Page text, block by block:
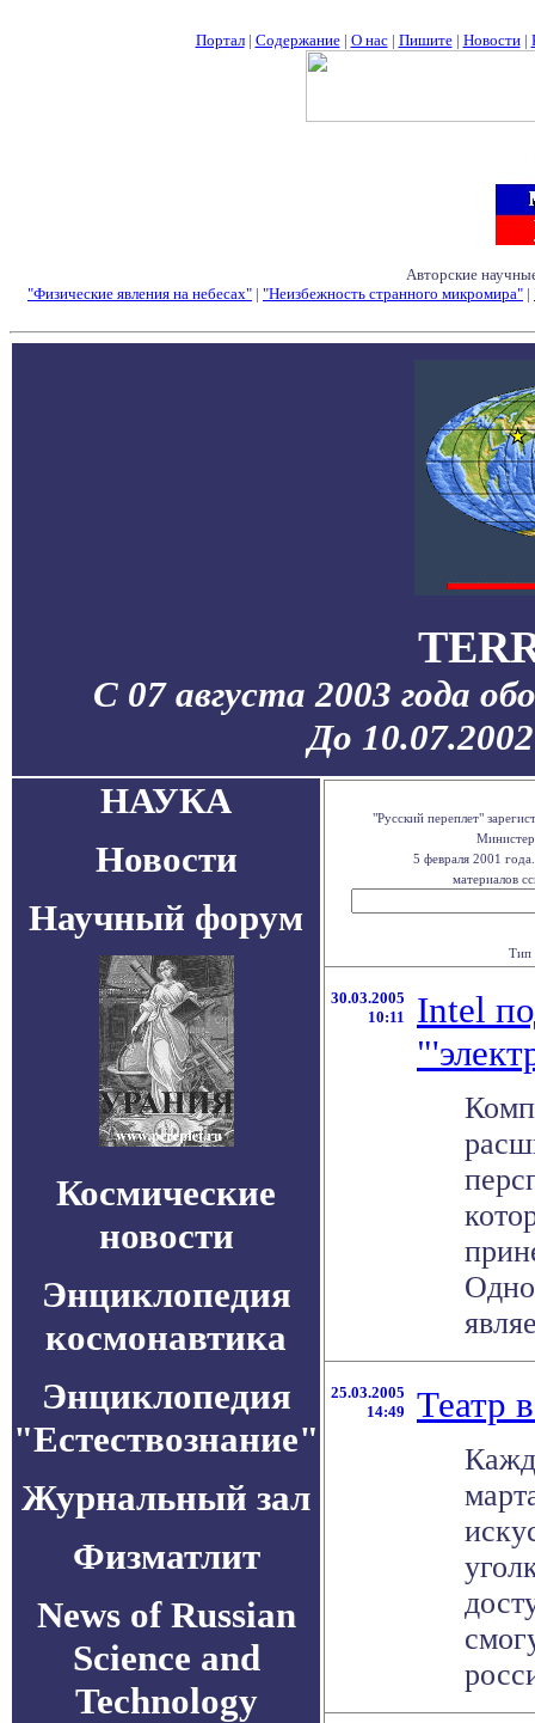
Портал| Содержание| О нас| Пишите| Новости|
Авторские
"Физические явления на небесах" | "Неизбежность странного микромира" |
С 07 августа 2003 года
До
НАУКА
Новости
Научный форум
Космические
новости
Энциклопедия
космонавтика
Энциклопедия
"Естествознание"
Журнальный зал
Физматлит
News of Russian
Science and
Technology
"Русский переплет"
5 февраля 2001
материалов
Тип
30.03.2005
10:11
Intel
25.03.2005
14:49
Театр